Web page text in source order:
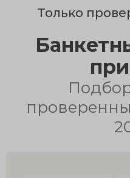
Свадьба
День рождения
Корпоратив
Только